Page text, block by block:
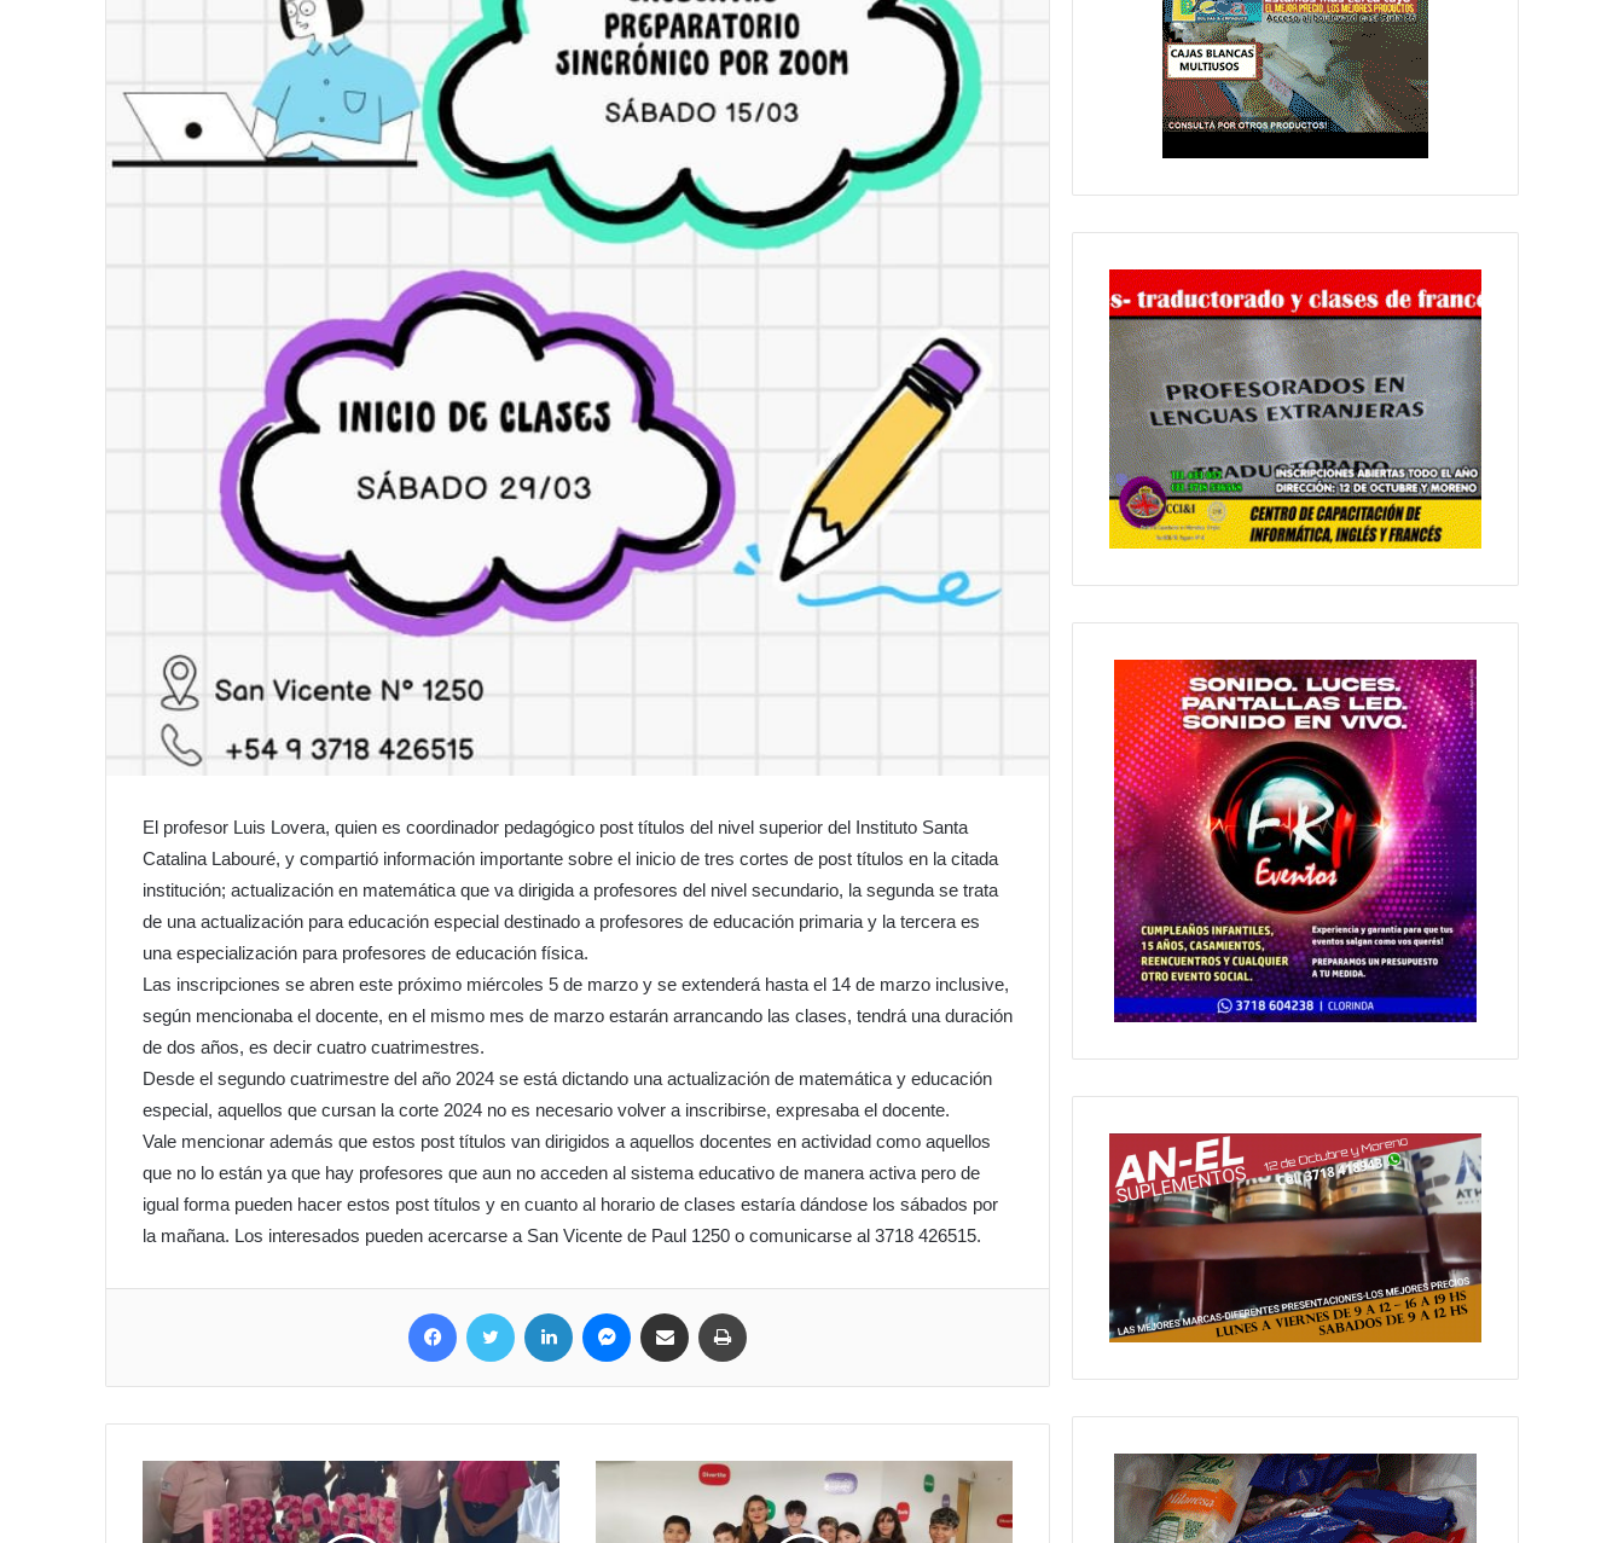
El profesor Luis Lovera, quien es coordinador pedagógico post títulos del nivel superior del Instituto Santa
Catalina Labouré, y compartió información importante sobre el inicio de tres cortes de post títulos en la citada
institución; actualización en matemática que va dirigida a profesores del nivel secundario, la segunda se trata
de una actualización para educación especial destinado a profesores de educación primaria y la tercera es
una especialización para profesores de educación física.
Las inscripciones se abren este próximo miércoles 5 de marzo y se extenderá hasta el 14 de marzo inclusive,
según mencionaba el docente, en el mismo mes de marzo estarán arrancando las clases, tendrá una duración
de dos años, es decir cuatro cuatrimestres.
Desde el segundo cuatrimestre del año 2024 se está dictando una actualización de matemática y educación
especial, aquellos que cursan la corte 2024 no es necesario volver a inscribirse, expresaba el docente.
Vale mencionar además que estos post títulos van dirigidos a aquellos docentes en actividad como aquellos
que no lo están ya que hay profesores que aun no acceden al sistema educativo de manera activa pero de
igual forma pueden hacer estos post títulos y en cuanto al horario de clases estaría dándose los sábados por
la mañana. Los interesados pueden acercarse a San Vicente de Paul 1250 o comunicarse al 3718 426515.
Facebook Twitter LinkedIn MessengerCompartir por correo electrónico